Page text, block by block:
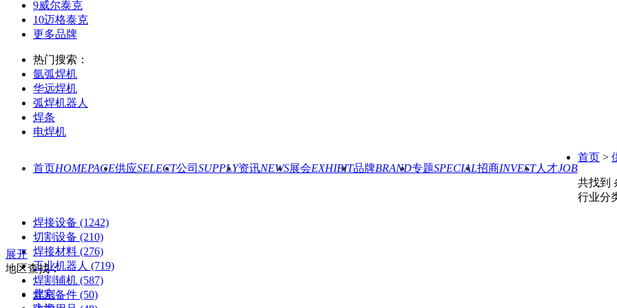
9威尔泰克
10迈格泰克
更多品牌
热门搜索：
氩弧焊机
华远焊机
弧焊机器人
焊条
电焊机
首页HOMEPAGE供应SELECT公司 SUPPLY资讯NEWS展会EXHIBIT品牌BRAND专题SPECIAL招商INVEST人才JOB
首页 >
共找到
行业分
焊接设备 (1242)
切割设备 (210)
焊接材料 (276)
工业机器人 (719)
焊割辅机 (587)
焊割备件 (50)
展开
地区查找：
北京